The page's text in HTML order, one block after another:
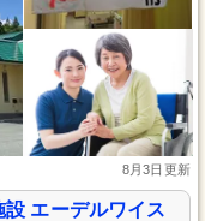
8月3日更新
エーデルワイス